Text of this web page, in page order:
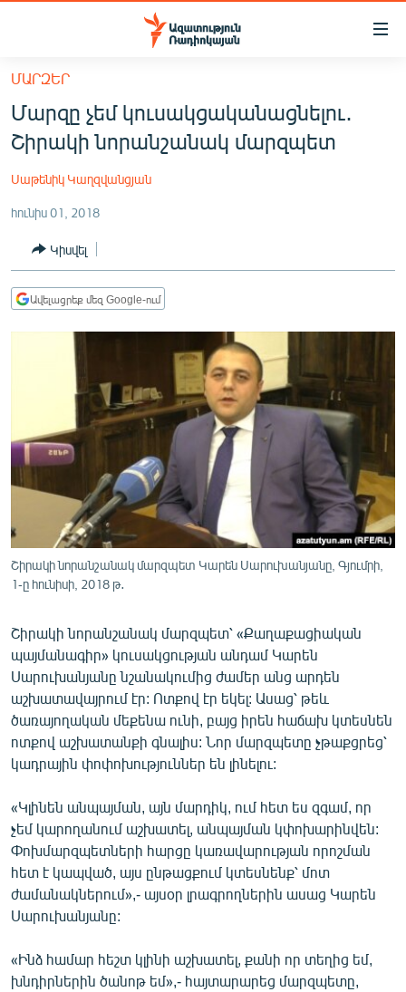
Մատչելիության
հիմնական
բովանդակությանը
Անցնել
հիմնական
մենյուին
ՀԱՅԱՍՏԱՆ
ՔԱՂԱՔԱԿԱՆ
ԸՆՏՐՈՒԹՅՈՒՆՆԵՐ 2026
ԻՐԱՎՈՒՆՔ
ՀԱՍԱՐԱԿՈՒԹՅՈՒՆ
ՏՆՏԵՍՈՒԹՅՈՒՆ
ՊԱՏԵՐԱԶՄԻ 6 ՇԱԲԱԹՆԵՐԸ
ՏԱՐԱԾԱՇՐՋԱՆ
ՄԻՋԱԶԳԱՅԻՆ
ՄՇԱԿՈՒՅԹ
ՍՊՈՐՏ
ՄԵԿՆԱԲԱՆՈՒԹՅՈՒՆ
ՏՏ ԵՒ ԻՆՏԵՐՆԵՏ
ԿՈՐՈՆԱՎԻՐՈՒՍ
ՏԵՍԱՆՅՈՒԹԵՐ
ԲԱՆԱՎԵՃ
ՁԳՏԵԼՈՎ ԼԱՎԱԳՈՒՅՆԻՆ
ՓՈԴՔԱՍԹ
English
Русский
ՀԵՏԵՎԵՔ ՄԵԶ
ՄԱՐԶԵՐ
Մարզը չեմ կուսակցականացնելու․
Շիրակի նորանշանակ մարզպետ
Սաթենիկ Կաղզվանցյան
հունիս 01, 2018
Կիսվել
Ավելացրեք մեզ Google-ում
Շիրակի նորանշանակ մարզպետ Կարեն Սարուխանյանը, Գյումրի,
1-ը հունիսի, 2018 թ․
Շիրակի նորանշանակ մարզպետ՝ «Քաղաքացիական
պայմանագիր» կուսակցության անդամ Կարեն
Սարուխանյանը նշանակումից ժամեր անց արդեն
աշխատավայրում էր: Ոտքով էր եկել: Ասաց՝ թեև
ծառայողական մեքենա ունի, բայց իրեն հաճախ կտեսնեն
ոտքով աշխատանքի գնալիս: Նոր մարզպետը չթաքցրեց՝
կադրային փոփոխություններ են լինելու:
«Կլինեն անպայման, այն մարդիկ, ում հետ ես զգամ, որ
չեմ կարողանում աշխատել, անպայման կփոխարինվեն:
Փոխմարզպետների հարցը կառավարության որոշման
հետ է կապված, այս ընթացքում կտեսնենք՝ մոտ
ժամանակներում»,- այսօր լրագրողներին ասաց Կարեն
Սարուխանյանը:
«Ինձ համար հեշտ կլինի աշխատել, քանի որ տեղից եմ,
խնդիրներին ծանոթ եմ»,- հայտարարեց մարզպետը,